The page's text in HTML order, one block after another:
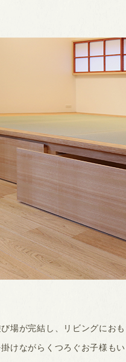
場が完結し、リビングにお
けながらくつろぐお子様もい